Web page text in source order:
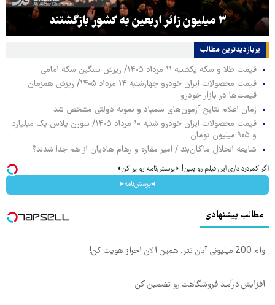
۳ میلیون زائر اربعین به کشور بازگشتند
پربازدیدترین‌ مطالب
قیمت طلا و سکه یکشنبه ۱۱ مرداد ۱۴۰۵/ ریزش سنگین سکه امامی
قیمت محصولات ایران خودرو چهارشنبه ۱۴ مرداد ۱۴۰۵/ ریزش همزمان
قیمت‌ها در بازار خودرو
زمان اعلام نتایج آزمون‌های سمپاد و نمونه دولتی مشخص شد
قیمت محصولات ایران خودرو شنبه ۱۰ مرداد ۱۴۰۵/ سورن پلاس یک میلیارد
و ۹۰۵ میلیون تومان
شایعه انحلال ماکان‌بند / امیر مقاره و رهام هادیان از هم جدا شدند؟
اگر کمردرد داری این فیلم رو ببین! ◗پرسش‌نامه رو پر کن◖
◂پرسش‌نامه▸
مطالب پیشنهادی
وام 200 میلیونی آبان تتر. همین الان احراز هویت کن!
افزایش درآمـد فروشگاهت رو تضمین کن